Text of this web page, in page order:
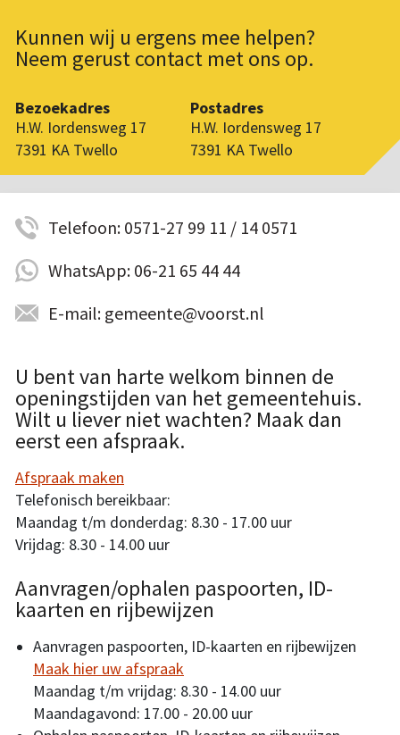
Kunnen wij u ergens mee helpen?
Neem gerust contact met ons op.
Bezoekadres
H.W. Iordensweg 17
7391 KA Twello
Postadres
H.W. Iordensweg 17
7391 KA Twello
Telefoon: 0571-27 99 11 / 14 0571
WhatsApp: 06-21 65 44 44
E-mail: gemeente@voorst.nl
U bent van harte welkom binnen de
openingstijden van het gemeentehuis.
Wilt u liever niet wachten? Maak dan
eerst een afspraak.
Afspraak maken
Telefonisch bereikbaar:
Maandag t/m donderdag: 8.30 - 17.00 uur
Vrijdag: 8.30 - 14.00 uur
Aanvragen/ophalen paspoorten, ID-
kaarten en rijbewijzen
Aanvragen paspoorten, ID-kaarten en rijbewijzen
Maak hier uw afspraak
Maandag t/m vrijdag: 8.30 - 14.00 uur
Maandagavond: 17.00 - 20.00 uur